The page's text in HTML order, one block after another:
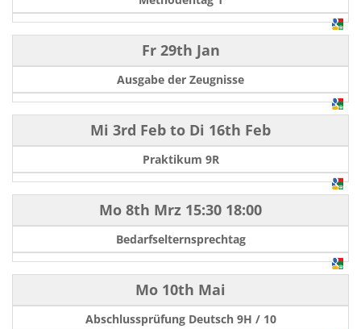
Fr 29th Jan
Ausgabe der Zeugnisse
Mi 3rd Feb to Di 16th Feb
Praktikum 9R
Mo 8th Mrz 15:30 18:00
Bedarfselternsprechtag
Mo 10th Mai
Abschlussprüfung Deutsch 9H / 10